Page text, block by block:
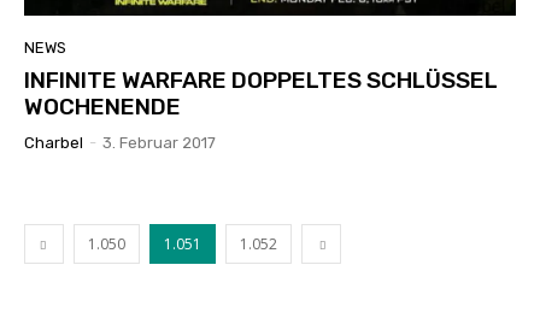
NEWS
INFINITE WARFARE DOPPELTES SCHLÜSSEL
WOCHENENDE
Charbel - 3. Februar 2017
1.050 1.051 1.052